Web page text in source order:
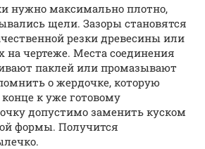
нужно максимально плотно,
щели. Зазоры становятся
резки древесины или
на чертеже. Места соединения
паклей или промазывают
о жердочке, которую
к уже готовому
допустимо заменить куском
формы. Получится